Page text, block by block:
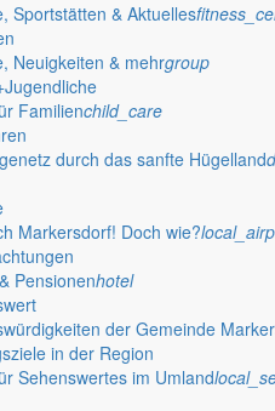
Sportstätten & Aktuelles
Neuigkeiten & mehrgroup
Familienchild_care
durch das sanfte Hügelland
Markersdorf! Doch wie?
Pensionenhotel
der Gemeinde
in der Region
Sehenswertes im Umland